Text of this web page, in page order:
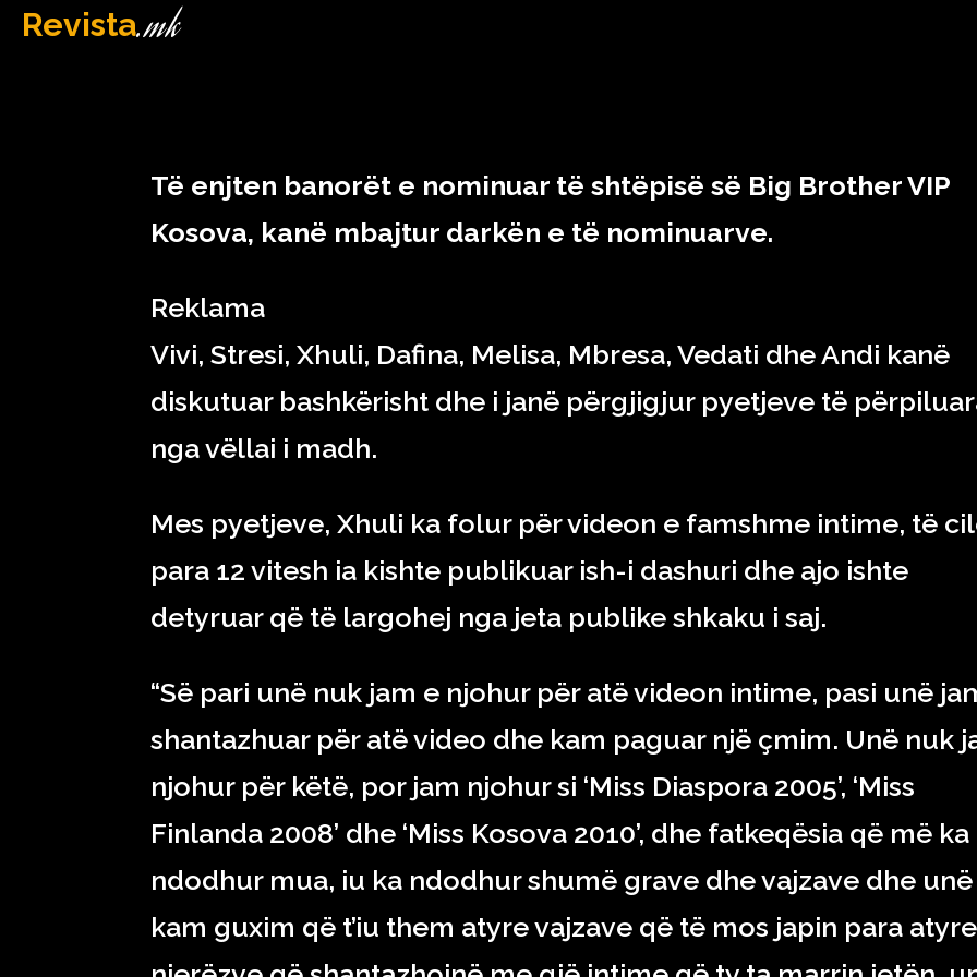
Revista.mk
Të enjten banorët e nominuar të shtëpisë së Big Brother VIP
Kosova, kanë mbajtur darkën e të nominuarve.
Reklama
Vivi, Stresi, Xhuli, Dafina, Melisa, Mbresa, Vedati dhe Andi kanë
diskutuar bashkërisht dhe i janë përgjigjur pyetjeve të
nga vëllai i madh.
Mes pyetjeve, Xhuli ka folur për videon e famshme intime, të
para 12 vitesh ia kishte publikuar ish-i dashuri dhe ajo ishte
detyruar që të largohej nga jeta publike shkaku i saj.
“Së pari unë nuk jam e njohur për atë videon intime, pasi unë
shantazhuar për atë video dhe kam paguar një çmim. Unë nuk
njohur për këtë, por jam njohur si ‘Miss Diaspora 2005’, ‘Miss
Finlanda 2008’ dhe ‘Miss Kosova 2010’, dhe fatkeqësia që më ka
ndodhur mua, iu ka ndodhur shumë grave dhe vajzave dhe unë
kam guxim që t’iu them atyre vajzave që të mos japin para atyre